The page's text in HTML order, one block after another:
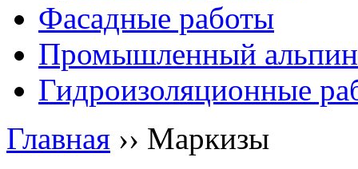
Фасадные работы
Промышленный
Гидроизоляционные
Главная ›› Маркизы